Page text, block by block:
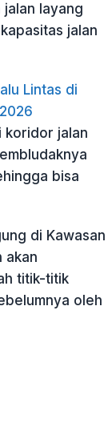
layang
jalan
Lintas di
koridor jalan
bisa
di Kawasan
akan
titik-titik
oleh